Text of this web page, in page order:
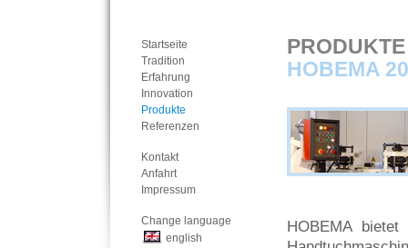
Startseite
Tradition
Erfahrung
Innovation
Produkte
Referenzen
Kontakt
Anfahrt
Impressum
Change language
english
PRODUKTE
HOBEMA
HOBEMA